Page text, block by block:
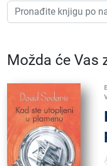
Možda će Vas